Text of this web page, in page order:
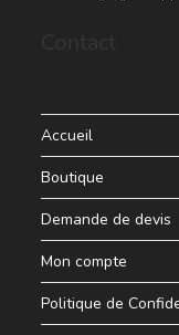
Accueil
Boutique
Demande de devis
Mon compte
Politique de